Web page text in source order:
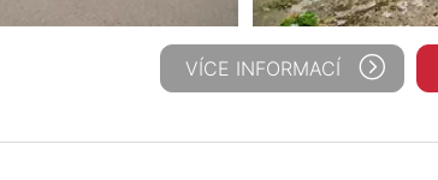
VÍCE INFORMACÍ